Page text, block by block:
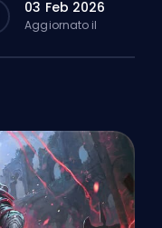
03 Feb 2026
Aggiornato il